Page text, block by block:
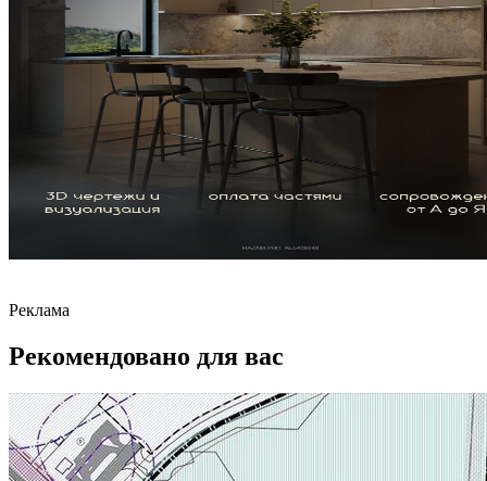
Реклама
Рекомендовано для вас